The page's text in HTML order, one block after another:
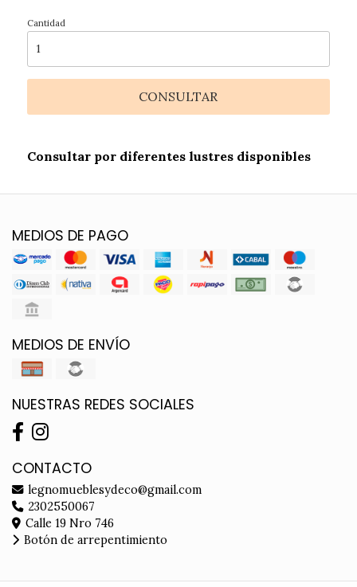
Cantidad
CONSULTAR
Consultar por diferentes lustres disponibles
MEDIOS DE PAGO
MEDIOS DE ENVÍO
NUESTRAS REDES SOCIALES
CONTACTO
legnomueblesydeco@gmail.com
2302550067
Calle 19 Nro 746
Botón de arrepentimiento